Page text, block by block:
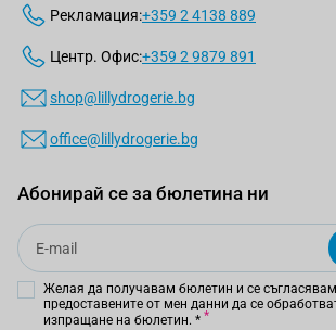
Рекламация:+359 2 4138 889
Центр. Офис:+359 2 9879 891
shop@lillydrogerie.bg
office@lillydrogerie.bg
Абонирай се за бюлетина ни
Email
Желая да получавам бюлетин и се
предоставените от мен данни да се
изпращане на бюлетин. *